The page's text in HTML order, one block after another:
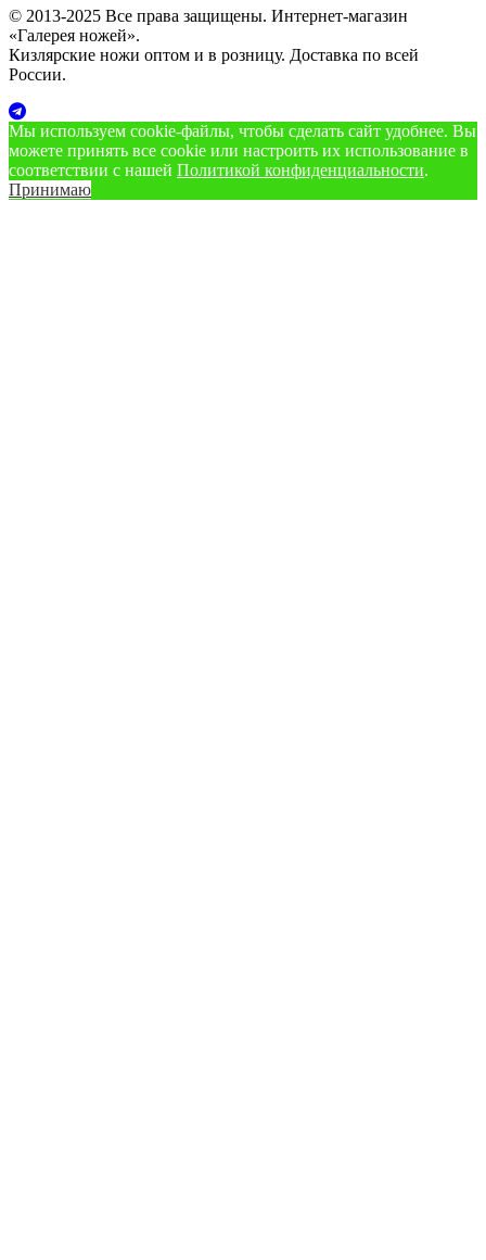
© 2013-2025 Все права защищены. Интернет-магазин
«Галерея ножей».
Кизлярские ножи оптом и в розницу. Доставка по всей
России.
Мы используем cookie‑файлы, чтобы сделать сайт удобнее. Вы
можете принять все cookie или настроить их использование в
соответствии с нашей Политикой конфиденциальности.
Принимаю